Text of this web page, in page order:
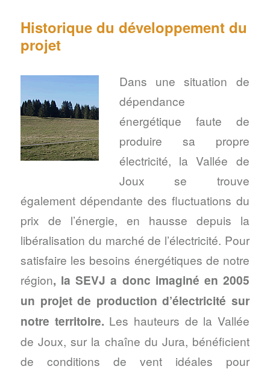
Historique du développement du
projet
Dans une situation de
dépendance
énergétique faute de
produire sa propre
électricité, la Vallée de
Joux se trouve
également dépendante des fluctuations du
prix de l’énergie, en hausse depuis la
libéralisation du marché de l’électricité. Pour
satisfaire les besoins énergétiques de notre
région, la SEVJ a donc imaginé en 2005
un projet de production d’électricité sur
notre territoire. Les hauteurs de la Vallée
de Joux, sur la chaîne du Jura, bénéficient
de conditions de vent idéales pour